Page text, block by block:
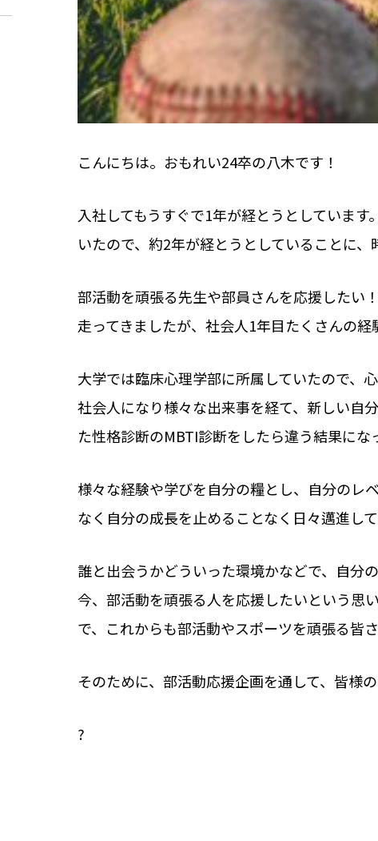
こんにちは。おもれい24卒の八木です！
入社してもうすぐで1年が経とうとしていま
いたので、約2年が経とうとしていることに
部活動を頑張る先生や部員さんを応援したい
走ってきましたが、社会人1年目たくさんの
大学では臨床心理学部に所属していたので、
社会人になり様々な出来事を経て、新しい自
た性格診断のMBTI診断をしたら違う結果にな
様々な経験や学びを自分の糧とし、自分のレ
なく自分の成長を止めることなく日々邁進し
誰と出会うかどういった環境かなどで、自分
今、部活動を頑張る人を応援したいという思
で、これからも部活動やスポーツを頑張る皆
そのために、部活動応援企画を通して、皆様
?